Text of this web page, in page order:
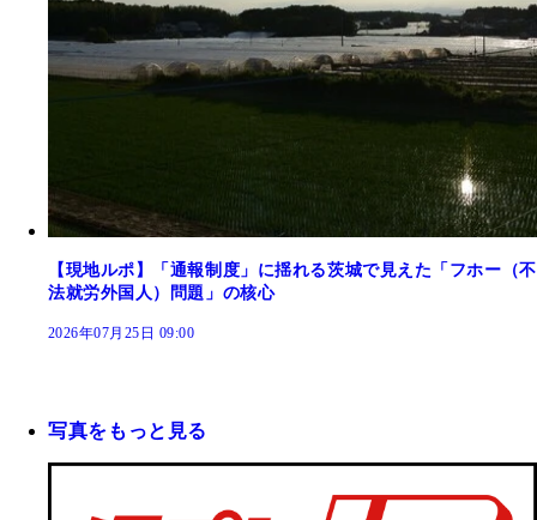
【現地ルポ】「通報制度」に揺れる茨城で見えた「フホー（不
法就労外国人）問題」の核心
2026年07月25日 09:00
写真をもっと見る